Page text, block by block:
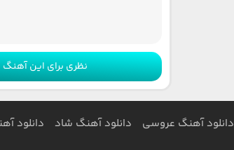
نظری برای این آهنگ
دانلود آهنگ عروسی دانلود آهنگ شاد دانلود